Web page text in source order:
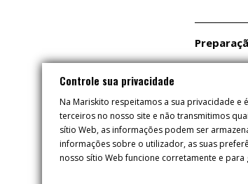
- Queijo
- Endro
Controle sua privacidade
Na Mariskito respeitamos a sua privacidade e
terceiros no nosso site e não transmitimos
sítio Web, as informações podem ser
informações sobre o utilizador, as suas
nosso sítio Web funcione corretamente e